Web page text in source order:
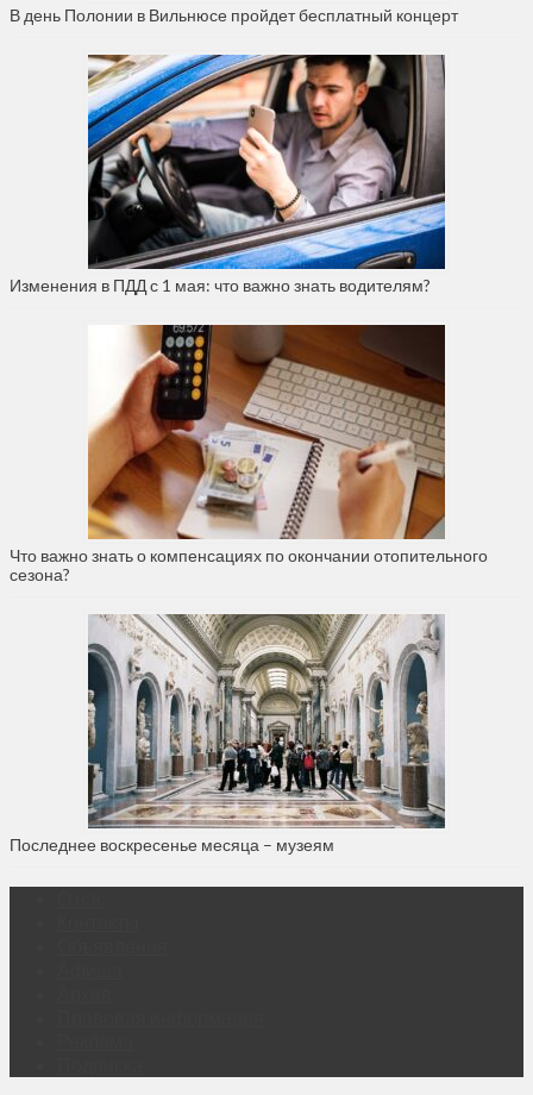
В день Полонии в Вильнюсе пройдет бесплатный концерт
Изменения в ПДД с 1 мая: что важно знать водителям?
Что важно знать о компенсациях по окончании отопительного
сезона?
Последнее воскресенье месяца – музеям